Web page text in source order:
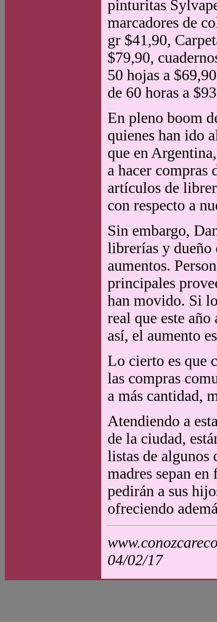
pinturitas
marcadores de
gr $41,90,
$79,90,
50 hojas a
de 60 horas a
En pleno boom
quienes han ido
que en
a hacer compras
artículos de
con respecto a
Sin embargo,
librerías y dueño
aumentos.
principales
han movido. Si
real que este
así, el aumento
Lo cierto es que
las compras
a más cantidad,
Atendiendo a
de la ciudad,
listas de algunos
madres sepan
pedirán a sus
ofreciendo
04/02/17